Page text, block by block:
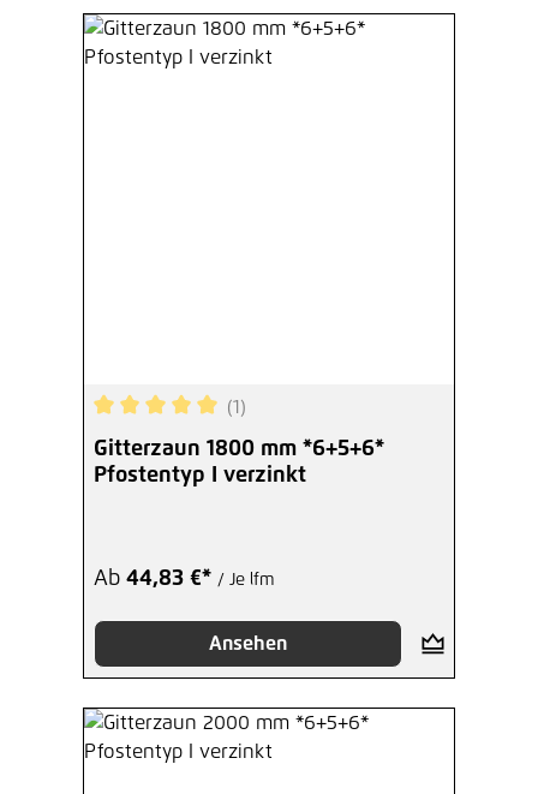
Durchschnittliche Bewertung von 5 von 5
(1)
Gitterzaun 1800 mm *6+5+6*
Pfostentyp I verzinkt
Ab 44,83 €* / Je lfm
Ansehen